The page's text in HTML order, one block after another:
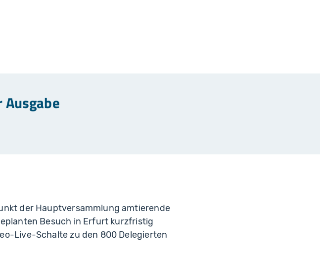
der Hauptversammlung amtierende
Besuch in Erfurt kurzfristig
Live-Schalte zu den 800 Delegierten